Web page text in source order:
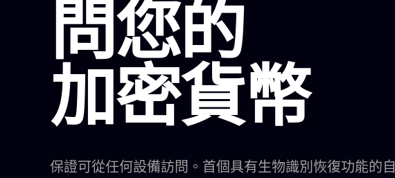
問您的
加密貨幣
保證可從任何設備訪問。首個具有生物識別恢復功能的自